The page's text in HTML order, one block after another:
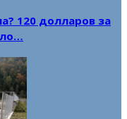
120 долларов за